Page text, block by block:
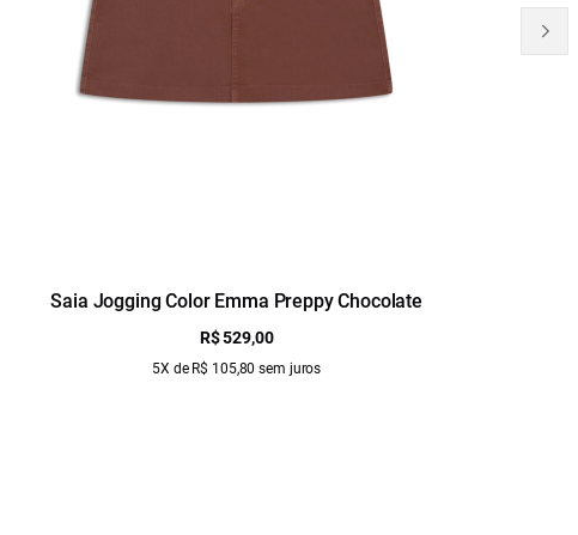
Saia Jogging Color Emma Preppy Chocolate
R$ 529,00
5X de R$ 105,80 sem juros